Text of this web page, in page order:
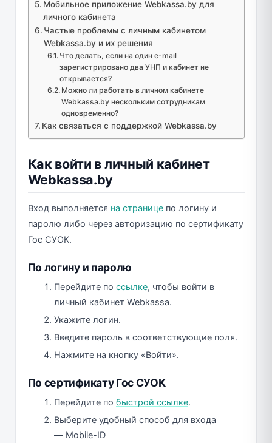
Мобильное приложение Webkassa.by для
личного кабинета
Частые проблемы с личным кабинетом
Webkassa.by и их решения
Что делать, если на один e-mail
зарегистрировано два УНП и кабинет не
открывается?
Можно ли работать в личном кабинете
Webkassa.by нескольким сотрудникам
одновременно?
Как связаться с поддержкой Webkassa.by
Как войти в личный кабинет
Webkassa.by
Вход выполняется на страницепо логину и
паролю либо через авторизацию по сертификату
Гос СУОК.
По логину и паролю
Перейдите по ссылке, чтобы войти в
личный кабинет Webkassa.
Укажите логин.
Введите пароль в соответствующие поля.
Нажмите на кнопку «Войти».
По сертификату Гос СУОК
Перейдите по быстрой ссылке.
Выберите удобный способ для входа
— Mobile-ID